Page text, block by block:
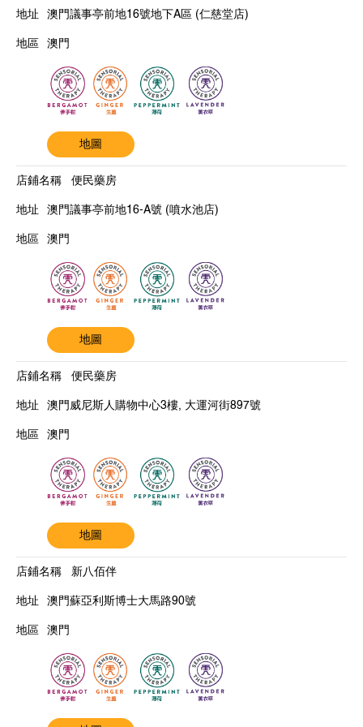
澳門議事亭前地16號地下A區 (仁慈堂店)
澳門
地圖
便民藥房
澳門議事亭前地16-A號 (噴水池店)
澳門
地圖
便民藥房
澳門威尼斯人購物中心3樓, 大運河街897號
澳門
地圖
新八佰伴
澳門蘇亞利斯博士大馬路90號
澳門